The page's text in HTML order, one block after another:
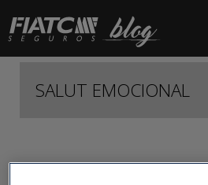
Salta al contingut principal
SALUT EMOCIONAL